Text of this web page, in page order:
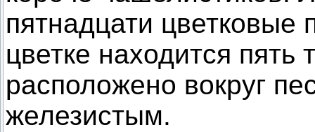
пятнадцати
цветке находится пять
расположено вокруг
железистым.